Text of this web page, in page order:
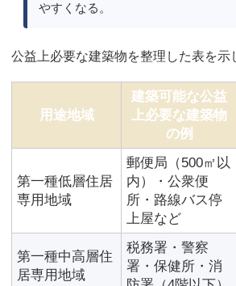
やすくなる。
公益上必要な建築物を整理した表を示
用途地域
建築可能な公益
上必要な建築物
の例
第一種低層住居
専用地域
郵便局（500㎡以
内）・公衆便
所・路線バス停
上屋など
第一種中高層住
居専用地域
税務署・警察
署・保健所・消